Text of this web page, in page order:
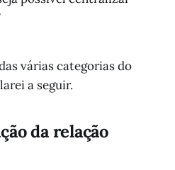
várias categorias do
a seguir.
da relação